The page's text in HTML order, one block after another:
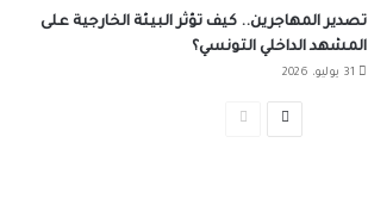
تصدير المهاجرين.. كيف تؤثر البيئة الخارجية على
المشهد الداخلي التونسي؟
31 يوليو، 2026
الصفحة